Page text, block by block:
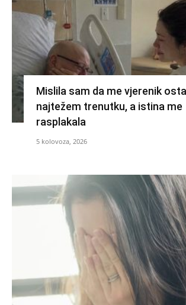
Mislila sam da me vjerenik
najtežem trenutku, a istina me
rasplakala
5 kolovoza, 2026